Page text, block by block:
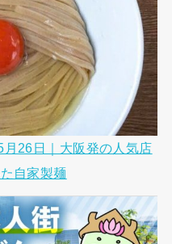
月26日｜大阪発の人気店
自家製麺